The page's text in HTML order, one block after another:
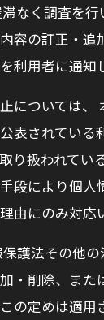
なく調査を
容の訂正・追
利用者に通知
については、
表されている
り扱われてい
段により個人
由にのみ対応
護法その他
・削除、また
の定めは適用